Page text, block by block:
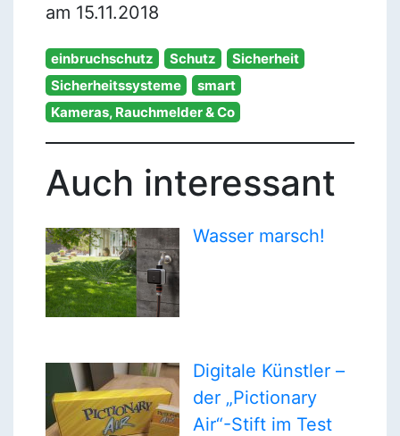
am 15.11.2018
einbruchschutz Schutz
Sicherheit
Sicherheitssysteme
smart
Kameras, Rauchmelder & Co
Auch interessant
Wasser marsch!
Digitale Künstler –
der „Pictionary
Air“-Stift im Test